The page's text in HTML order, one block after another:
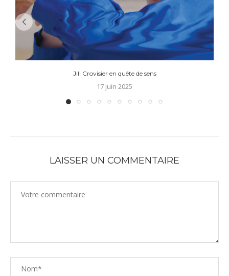
Jill Crovisier en quête de sens
17 juin 2025
LAISSER UN COMMENTAIRE